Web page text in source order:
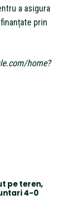
a asigura
prin
home?
pe teren,
4-0